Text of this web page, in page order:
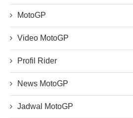
MotoGP
Video MotoGP
Profil Rider
News MotoGP
Jadwal MotoGP